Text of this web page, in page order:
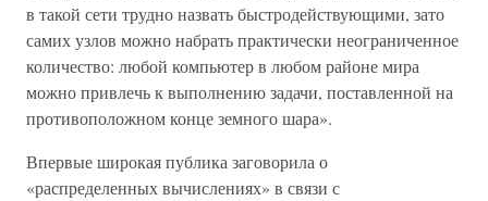
в такой сети трудно назвать быстродействующими, зато
самих узлов можно набрать практически неограниченное
количество: любой компьютер в любом районе мира
можно привлечь к выполнению задачи, поставленной на
противоположном конце земного шара».
Впервые широкая публика заговорила о
«распределенных вычислениях» в связи с